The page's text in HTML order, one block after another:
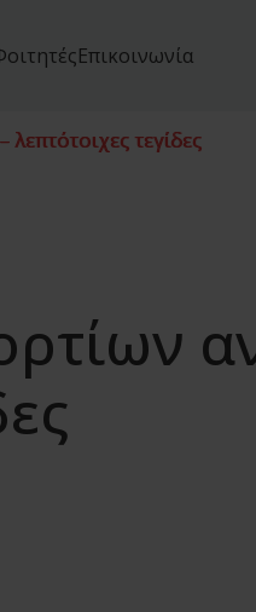
Επικοινωνία
τεγίδες